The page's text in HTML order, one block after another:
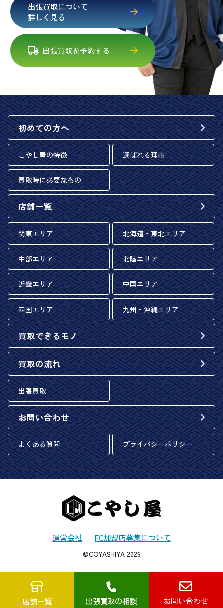
出張買取について
詳しく見る
出張買取を予約する
初めての方へ
こやし屋の特徴 選ばれる理由
買取時に必要なもの
店舗一覧
関東エリア 北海道・東北エリア
中部エリア 北陸エリア
近畿エリア 中国エリア
四国エリア 九州・沖縄エリア
買取できるモノ
買取の流れ
出張買取
お問い合わせ
よくある質問 プライバシーポリシー
運営会社 FC加盟店募集について
©COYASHIYA 2026
店舗一覧 出張買取の相談 お問い合わせ